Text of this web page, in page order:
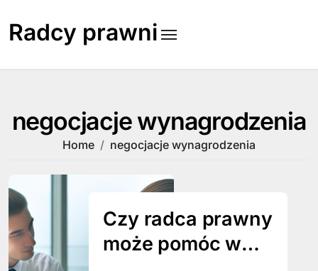
content
Radcy prawni
negocjacje wynagrodzenia
Home negocjacje wynagrodzenia
Czy radca prawny
może pomóc w